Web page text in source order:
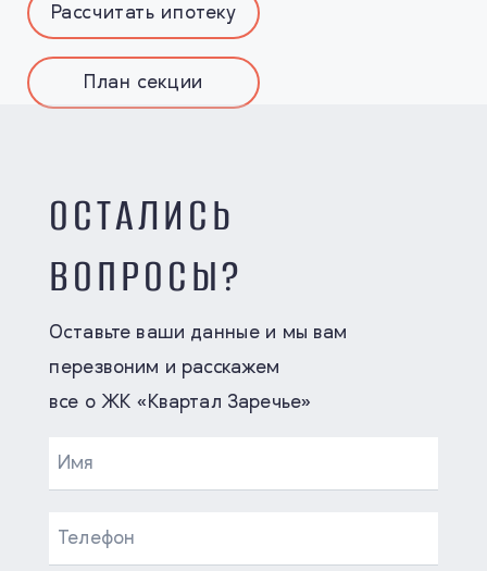
Рассчитать ипотеку
План секции
ОСТАЛИСЬ
ВОПРОСЫ?
Оставьте ваши данные и мы вам
перезвоним и расскажем
все о ЖК «Квартал Заречье»